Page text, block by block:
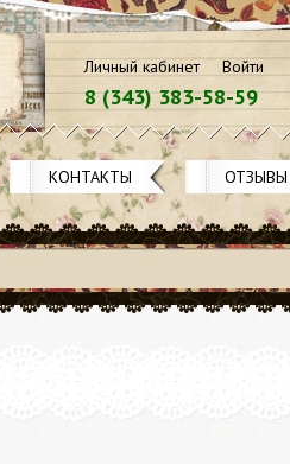
Личный кабинет Войти
8 (343) 383-58-59
КОНТАКТЫ ОТЗЫВЫ